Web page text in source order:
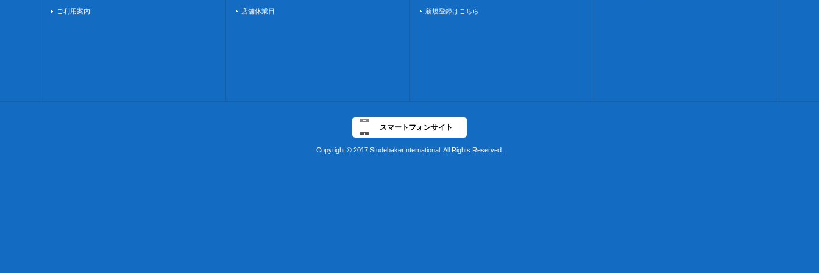
ご利用案内 店舗休業日 新規登録はこちら
スマートフォンサイト
Copyright © 2017 StudebakerInternational, All Rights Reserved.